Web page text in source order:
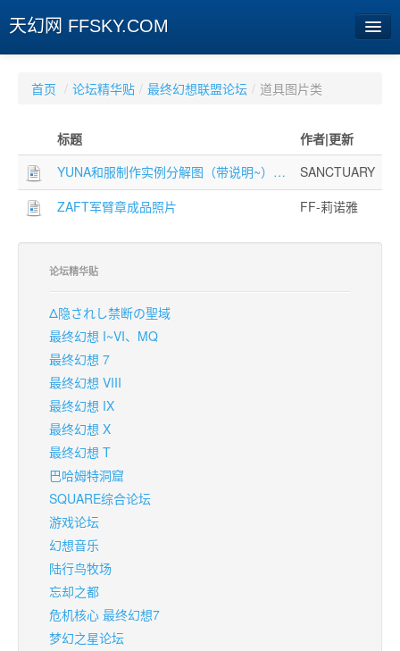
天幻网 FFSKY.COM
周边
娱乐
旧版临时
首页 / 论坛精华贴 / 最终幻想联盟论坛 / 道具图片类
标题
作者|更新
YUNA和服制作实例分解图（带说明~）…
SANCTUARY
ZAFT军臂章成品照片
FF-莉诺雅
论坛精华贴
Δ隐されし禁断の聖域
最终幻想 I~VI、MQ
最终幻想 7
最终幻想 VIII
最终幻想 IX
最终幻想 X
最终幻想 T
巴哈姆特洞窟
SQUARE综合论坛
游戏论坛
幻想音乐
陆行鸟牧场
忘却之都
危机核心 最终幻想7
梦幻之星论坛